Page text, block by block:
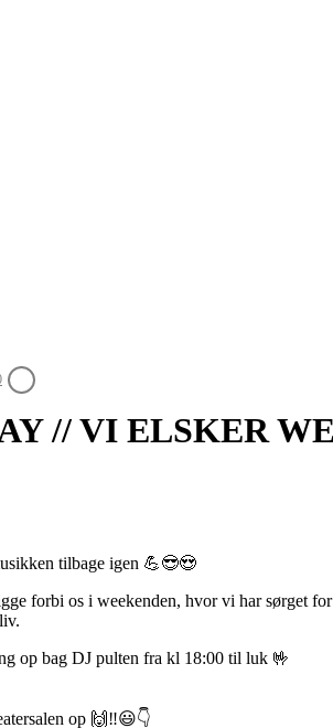
// VI ELSKER
tilbage igen 💪😎😍
forbi os i weekenden, hvor vi har sørget
op bag DJ pulten fra kl 18:00 til luk 🤟
op 🙌‼😃👇